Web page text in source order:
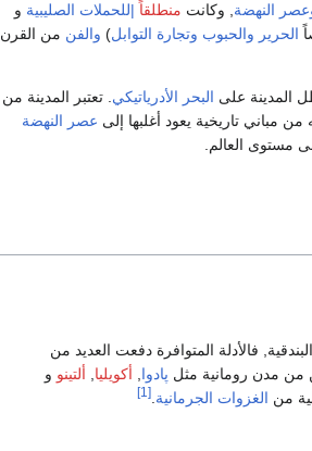
النهضة , وكانت منطلقاً |للحملات الصليبية و
الحرير والحبوب وتجارة التوابل) والفن من القرن
المدينة على البحر الأدرياتيكي . تعتبر المدينة من
من مباني تاريخية يعود أغلبها إلى عصر النهضة
مستوى العالم.
فالأدلة المتوافرة دفعت العديد من
من مدن رومانية مثل پادوا أكويليا ألتينو و
من الغزوات الجرمانية [1]